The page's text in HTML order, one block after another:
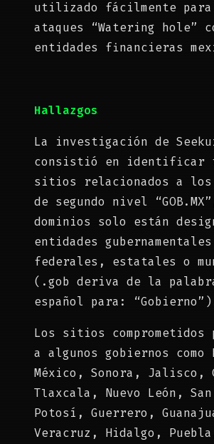
utilizado fácilmente
ataques “Watering hole”
entidades financieras
Hallazgos
La investigación de
consistió en identificar
sitios relacionados a los
de segundo nivel
dominios solo están
entidades gubernamentales
federales, estatales o
(.gob deriva de la
español para:
Los sitios comprometidos
a algunos gobiernos como
México, Sonora, Jalisco,
Tlaxcala, Nuevo León,
Potosí, Guerrero,
Veracruz, Hidalgo,